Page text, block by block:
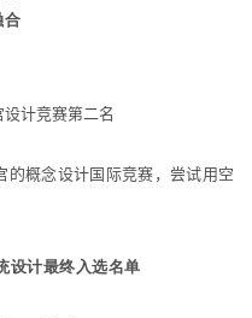
合
计竞赛第二名
的概念设计国际竞赛，尝试用空
计最终入选名单